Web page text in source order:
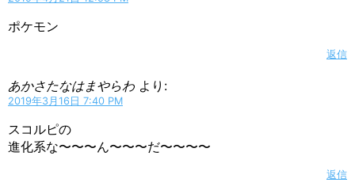
ポケモン
返信
あかさたなはまやらわ より:
2019年3月16日 7:40 PM
スコルピの
進化系な〜〜〜ん〜〜〜だ〜〜〜〜
返信